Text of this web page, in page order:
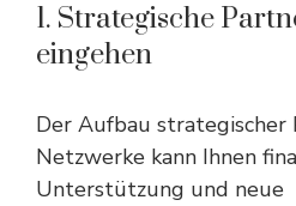
1. Strategische
eingehen
Der Aufbau strategischer
Netzwerke kann Ihnen
Unterstützung und neue